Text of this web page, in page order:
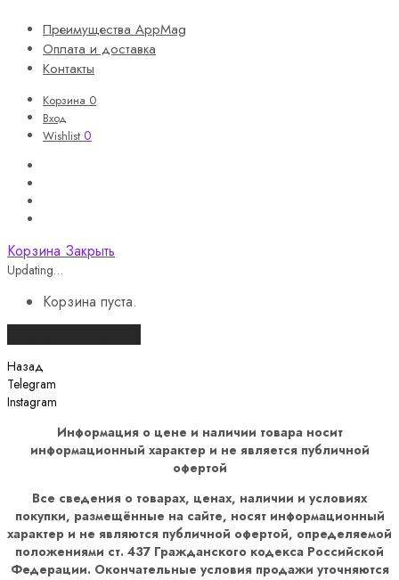
Преимущества AppMag
Оплата и доставка
Контакты
Корзина 0
Вход
Wishlist 0
Корзина Закрыть
Updating…
Корзина пуста.
Назад
Telegram
Instagram
Информация о цене и наличии товара носит
информационный характер и не является публичной
офертой
Все сведения о товарах, ценах, наличии и условиях
покупки, размещённые на сайте, носят информационный
характер и не являются публичной офертой, определяемой
положениями ст. 437 Гражданского кодекса Российской
Федерации. Окончательные условия продажи уточняются